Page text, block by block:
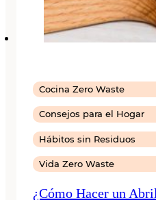
Cocina Zero Waste
Consejos para el Hogar
Hábitos sin Residuos
Vida Zero Waste
¿Cómo Hacer un